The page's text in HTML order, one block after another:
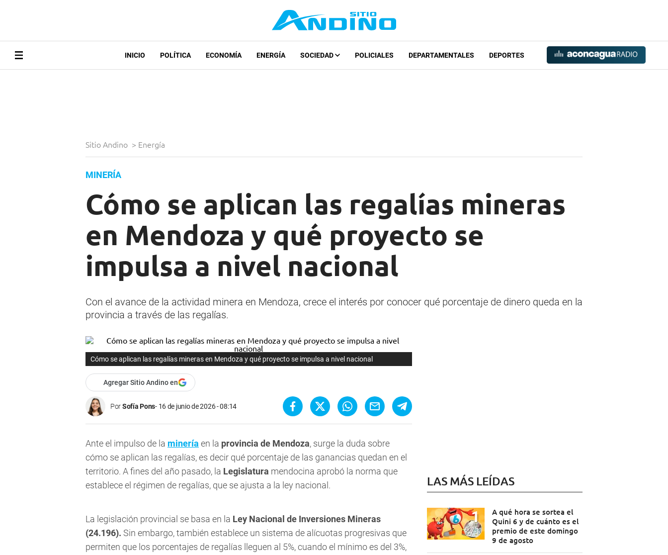
INICIO POLÍTICA ECONOMÍA ENERGÍA SOCIEDAD POLICIALES DEPARTAMENTALES DEPORTES
Sitio Andino > Energía
MINERÍA
Cómo se aplican las regalías mineras
en Mendoza y qué proyecto se
impulsa a nivel nacional
Con el avance de la actividad minera en Mendoza, crece el interés por conocer qué porcentaje de dinero queda en la
provincia a través de las regalías.
Cómo se aplican las regalías mineras en Mendoza y qué proyecto se impulsa a nivel nacional
Agregar Sitio Andino en
PorSofía Pons 16 de junio de 2026 - 08:14
Ante el impulso de la minería en la provincia de Mendoza, surge la duda sobre
cómo se aplican las regalías, es decir qué porcentaje de las ganancias quedan en el
territorio. A fines del año pasado, la Legislatura mendocina aprobó la norma que
establece el régimen de regalías, que se ajusta a la ley nacional.
La legislación provincial se basa en la Ley Nacional de Inversiones Mineras
(24.196). Sin embargo, también establece un sistema de alícuotas progresivas que
permiten que los porcentajes de regalías lleguen al 5%, cuando el mínimo es del 3%,
LAS MÁS LEÍDAS
A qué hora se sortea el
Quini 6 y de cuánto es el
premio de este domingo
9 de agosto